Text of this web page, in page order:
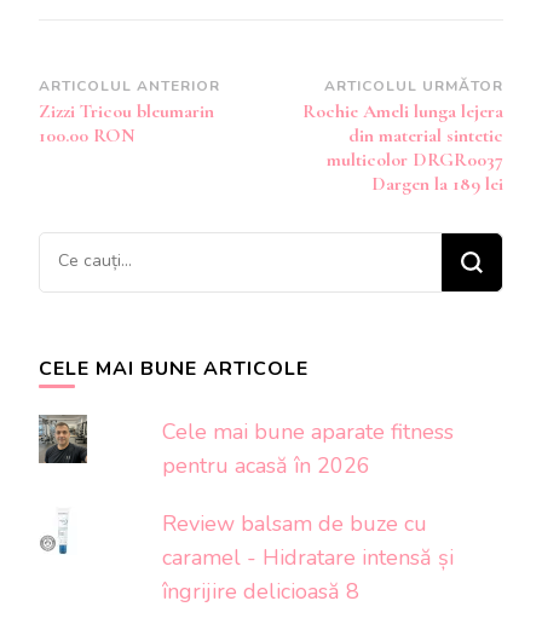
Navigare
în
ARTICOLUL ANTERIOR
Zizzi Tricou bleumarin
100.00 RON
ARTICOLUL URMĂTOR
Rochie Ameli lunga lejera
din material sintetic
multicolor DRGR0037
Dargen la 189 lei
Cauți
ceva?
CELE MAI BUNE ARTICOLE
Cele mai bune aparate fitness
pentru acasă în 2026
Review balsam de buze cu
caramel - Hidratare intensă și
îngrijire delicioasă 8